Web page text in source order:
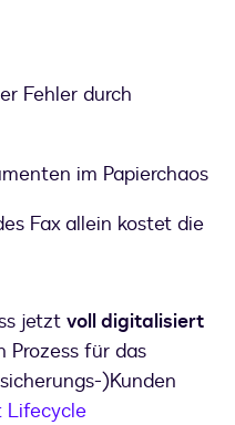
Fehler durch
im Papierchaos
Fax allein kostet die
jetzt voll digitalisiert
Prozess für das
)Kunden
Lifecycle